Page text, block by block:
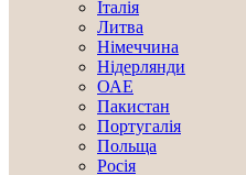
Італія
Литва
Німеччина
Нідерлянди
ОАЕ
Пакистан
Португалія
Польща
Росія